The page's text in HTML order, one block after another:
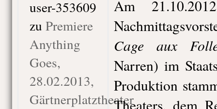
user-353609
zu Premiere
Anything
Goes,
28.02.2013,
Gärtnerplatztheater
Am
Cage aux
Narren) im
Produktion
Theaters, dem